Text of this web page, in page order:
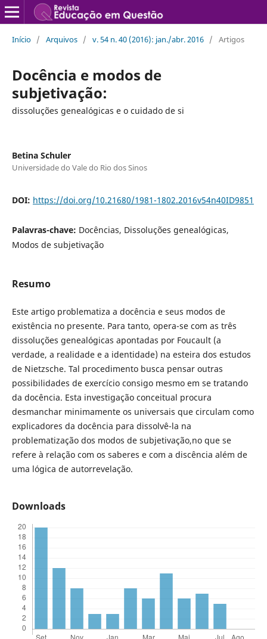
Início / Arquivos / v. 54 n. 40 (2016): jan./abr. 2016 / Artigos
Docência e modos de
subjetivação:
dissoluções genealógicas e o cuidado de si
Betina Schuler
Universidade do Vale do Rio dos Sinos
DOI: https://doi.org/10.21680/1981-1802.2016v54n40ID9851
Palavras-chave: Docências, Dissoluções genealógicas,
Modos de subjetivação
Resumo
Este artigo problematiza a docência e seus modos de
existência no presente. Para tanto, opera-se com as três
dissoluções genealógicas apontadas por Foucault (a
verdade, a realidade e a identidade) na esteira dos estudos
de Nietzsche. Tal procedimento busca pensar outras
possibilidades de exercício consigo mesmo em se tratando
da docência. Esta investigação conceitual procura
desmanchar minimamente os universais que circulam como
explicadores da docência para dissolvê-la na
problematização dos modos de subjetivação,no que se
refere à relação com os saberes e com a discência além de
uma lógica de autorrevelação.
Downloads